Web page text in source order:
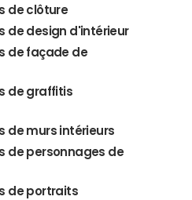
de clôture
de design d'intérieur
de façade de
de graffitis
de murs intérieurs
de personnages de
de portraits